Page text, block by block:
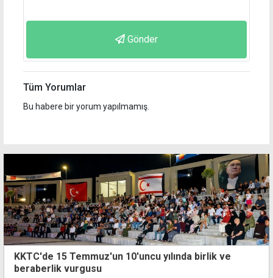
Gönder
Tüm Yorumlar
Bu habere bir yorum yapılmamış.
KKTC'de 15 Temmuz'un 10'uncu yılında birlik ve
beraberlik vurgusu